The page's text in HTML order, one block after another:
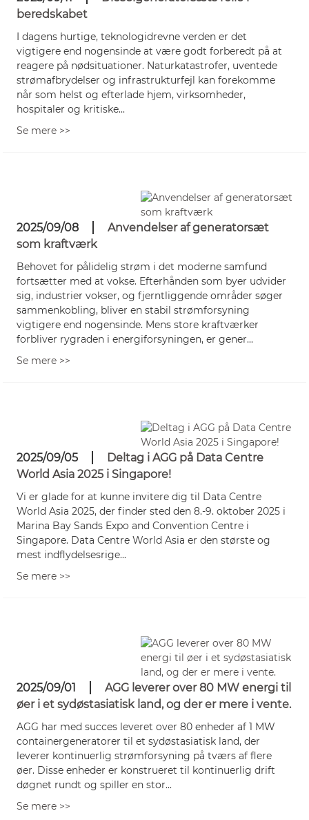
beredskabet
I dagens hurtige, teknologidrevne verden er det
vigtigere end nogensinde at være godt forberedt på at
reagere på nødsituationer. Naturkatastrofer, uventede
strømafbrydelser og infrastrukturfejl kan forekomme
når som helst og efterlade hjem, virksomheder,
hospitaler og kritiske...
Se mere >>
2025/09/08
Anvendelser af generatorsæt
som kraftværk
Behovet for pålidelig strøm i det moderne samfund
fortsætter med at vokse. Efterhånden som byer udvider
sig, industrier vokser, og fjerntliggende områder søger
sammenkobling, bliver en stabil strømforsyning
vigtigere end nogensinde. Mens store kraftværker
forbliver rygraden i energiforsyningen, er gener...
Se mere >>
2025/09/05
Deltag i AGG på Data Centre
World Asia 2025 i Singapore!
Vi er glade for at kunne invitere dig til Data Centre
World Asia 2025, der finder sted den 8.-9. oktober 2025 i
Marina Bay Sands Expo and Convention Centre i
Singapore. Data Centre World Asia er den største og
mest indflydelsesrige...
Se mere >>
2025/09/01
AGG leverer over 80 MW energi til
øer i et sydøstasiatisk land, og der er mere i vente.
AGG har med succes leveret over 80 enheder af 1 MW
containergeneratorer til et sydøstasiatisk land, der
leverer kontinuerlig strømforsyning på tværs af flere
øer. Disse enheder er konstrueret til kontinuerlig drift
døgnet rundt og spiller en stor...
Se mere >>